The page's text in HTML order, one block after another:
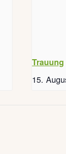
Trauung
15.